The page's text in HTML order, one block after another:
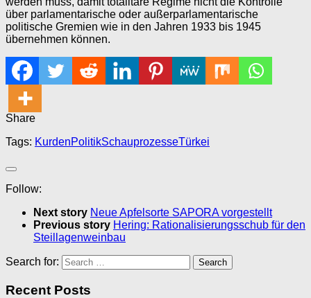
über parlamentarische oder außerparlamentarische
politische Gremien wie in den Jahren 1933 bis 1945
übernehmen können.
Share
Tags: KurdenPolitikSchauprozesseTürkei
Follow:
Next story Neue Apfelsorte SAPORA vorgestellt
Previous story Hering: Rationalisierungsschub für den
Steillagenweinbau
Search for:
Recent Posts